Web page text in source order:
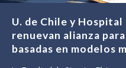
U. de Chile y
renuevan alianza
basadas en modelos